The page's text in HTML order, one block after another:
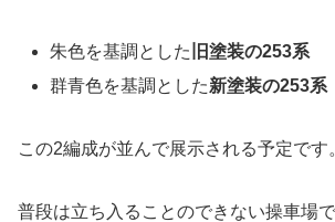
朱色を基調とした 旧塗装の253系
群青色を基調とした新塗装の253系
この2編成が並んで展示される予定です
普段は立ち入ることのできない操車場